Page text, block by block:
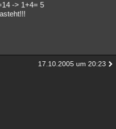
-> 1+4= 5
17.10.2005 um 20:23